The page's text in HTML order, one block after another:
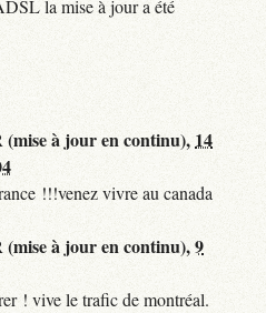
la mise à jour a été
à jour en continu), 14
!!!venez vivre au canada
(mise à jour en continu),9
! vive le trafic de montréal.